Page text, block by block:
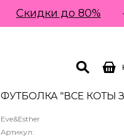
Скидки до 80%
ФУТБОЛКА "ВСЕ
Eve&Esther
Артикул: